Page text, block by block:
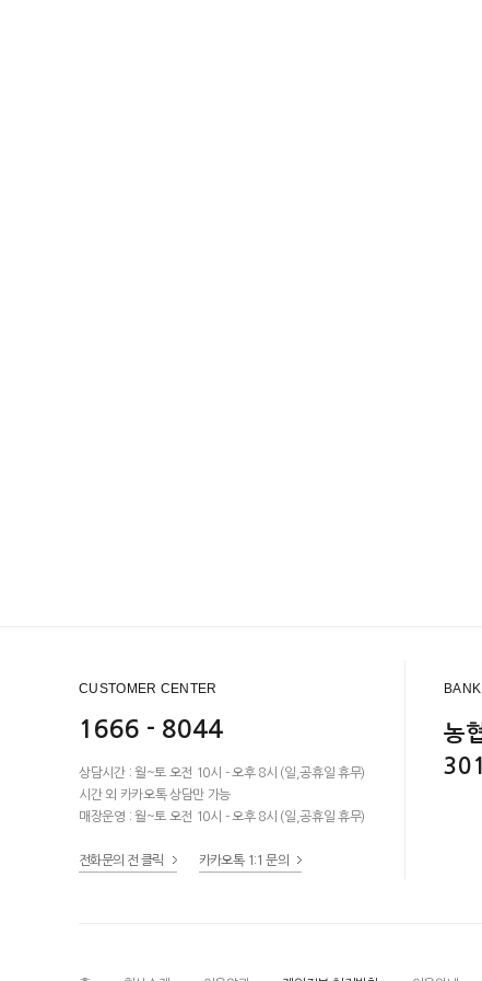
CUSTOMER CENTER
1666 - 8044
상담시간 : 월~토 오전 10시 - 오후 8시 (일,공휴일 휴무)
시간 외 카카오톡 상담만 가능
매장운영 : 월~토 오전 10시 - 오후 8시 (일,공휴일 휴무)
전화문의 전 클릭 카카오톡 1:1 문의
농